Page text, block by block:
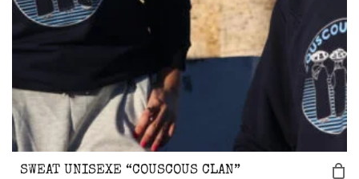
SWEAT UNISEXE “COUSCOUS CLAN”